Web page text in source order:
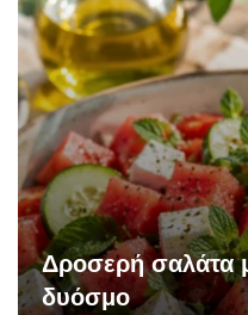
Δροσερή σαλάτα
δυόσμο